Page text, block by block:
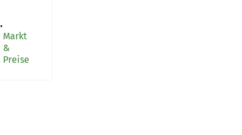
Markt
&
Preise